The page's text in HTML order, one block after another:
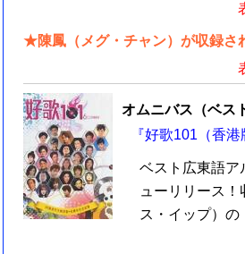
★陳鳳（メグ・チャン）が収録さ
オムニバス（ベス
『好歌101（香
ベスト広東語ア
ューリリース
ス・イップ）の